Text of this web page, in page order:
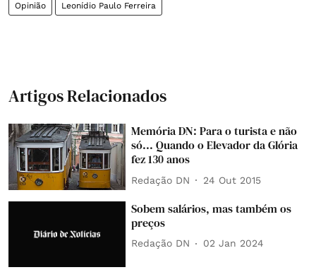
Opinião Leonídio Paulo Ferreira
Artigos Relacionados
Memória DN: Para o turista e não
só... Quando o Elevador da Glória
fez 130 anos
Redação DN 24 Out 2015
Sobem salários, mas também os
preços
Redação DN 02 Jan 2024